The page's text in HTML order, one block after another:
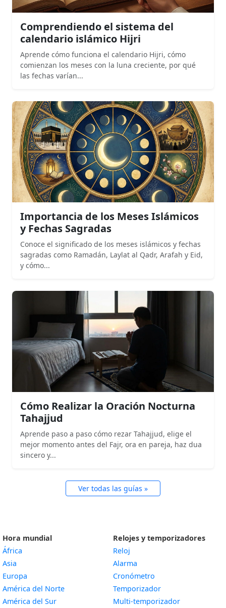
Comprendiendo el sistema del
calendario islámico Hijri
Aprende cómo funciona el calendario Hijri, cómo
comienzan los meses con la luna creciente, por qué
las fechas varían...
Importancia de los Meses Islámicos
y Fechas Sagradas
Conoce el significado de los meses islámicos y fechas
sagradas como Ramadán, Laylat al Qadr, Arafah y Eid,
y cómo...
Cómo Realizar la Oración Nocturna
Tahajjud
Aprende paso a paso cómo rezar Tahajjud, elige el
mejor momento antes del Fajr, ora en pareja, haz dua
sincero y...
Ver todas las guías »
Hora mundial
África
Asia
Europa
América del Norte
América del Sur
Relojes y temporizadores
Reloj
Alarma
Cronómetro
Temporizador
Multi-temporizador